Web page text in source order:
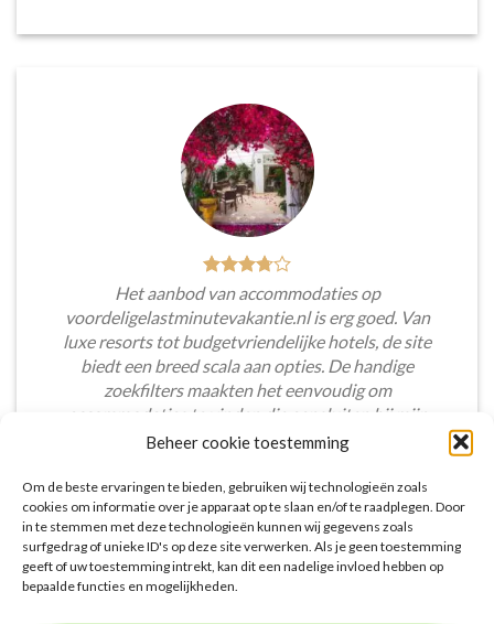
Beheer cookie toestemming
Om de beste ervaringen te bieden, gebruiken wij technologieën zoals
cookies om informatie over je apparaat op te slaan en/of te raadplegen. Door
in te stemmen met deze technologieën kunnen wij gegevens zoals
surfgedrag of unieke ID's op deze site verwerken. Als je geen toestemming
geeft of uw toestemming intrekt, kan dit een nadelige invloed hebben op
bepaalde functies en mogelijkheden.
Het aanbod van accommodaties op
voordeligelastminutevakantie.nl is erg goed. Van
luxe resorts tot budgetvriendelijke hotels, de site
biedt een breed scala aan opties. De handige
zoekfilters maakten het eenvoudig om
accommodaties te vinden die aansluiten bij mijn
voorkeuren en budget.
Tim Beukers/Tilburg